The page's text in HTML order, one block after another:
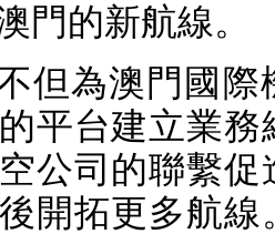
門的新航線。
但為澳門國際
平台建立業務
公司的聯繫促
開拓更多航線